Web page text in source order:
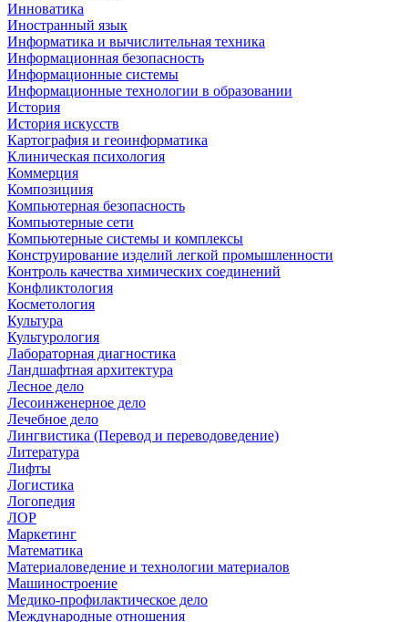
Инноватика
Иностранный язык
Информатика и вычислительная техника
Информационная безопасность
Информационные системы
Информационные технологии в образовании
История
История искусств
Картография и геоинформатика
Клиническая психология
Коммерция
Композициия
Компьютерная безопасность
Компьютерные сети
Компьютерные системы и комплексы
Конструирование изделий легкой промышленности
Контроль качества химических соединений
Конфликтология
Косметология
Культура
Культурология
Лабораторная диагностика
Ландшафтная архитектура
Лесное дело
Лесоинженерное дело
Лечебное дело
Лингвистика (Перевод и переводоведение)
Литература
Лифты
Логистика
Логопедия
ЛОР
Маркетинг
Математика
Материаловедение и технологии материалов
Машиностроение
Медико-профилактическое дело
Международные отношения